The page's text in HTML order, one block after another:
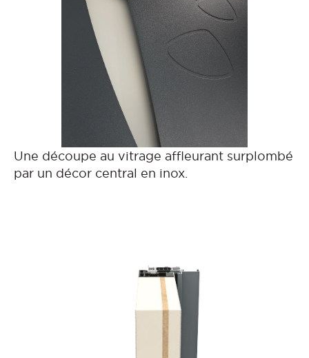
Une découpe au vitrage affleurant surplombé
par un décor central en inox.